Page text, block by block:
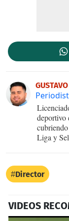
deportivo
Liga y
Director
VIDEOS